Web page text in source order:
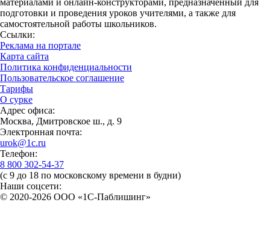
подготовки и проведения уроков учителями, а также для
самостоятельной работы школьников.
Ссылки:
Реклама на портале
Карта сайта
Политика конфиденциальности
Пользовательское соглашение
Тарифы
О сурке
Адрес офиса:
Москва, Дмитровское ш., д. 9
Электронная почта:
urok@1c.ru
Телефон:
8 800 302-54-37
(с 9 до 18 по московскому времени в будни)
Наши соцсети:
© 2020-2026 OOO «1С-Паблишинг»